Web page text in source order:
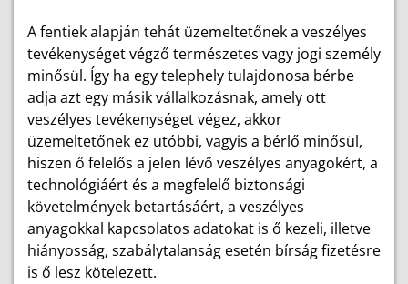
A fentiek alapján tehát üzemeltetőnek a veszélyes
tevékenységet végző természetes vagy jogi személy
minősül. Így ha egy telephely tulajdonosa bérbe
adja azt egy másik vállalkozásnak, amely ott
veszélyes tevékenységet végez, akkor
üzemeltetőnek ez utóbbi, vagyis a bérlő minősül,
hiszen ő felelős a jelen lévő veszélyes anyagokért, a
technológiáért és a megfelelő biztonsági
követelmények betartásáért, a veszélyes
anyagokkal kapcsolatos adatokat is ő kezeli, illetve
hiányosság, szabálytalanság esetén bírság fizetésre
is ő lesz kötelezett.